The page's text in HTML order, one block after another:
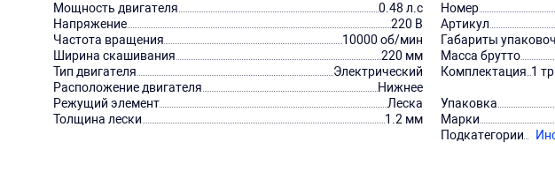
Мощность двигателя
0.48 л.с
Напряжение
220 В
Частота вращения
10000 об/мин
Ширина скашивания
220 мм
Тип двигателя
Электрический
Расположение двигателя
Нижнее
Режущий элемент
Леска
Толщина лески
1.2 мм
Номер
Артикул
Габариты
Масса брутто
Комплектация 1
Упаковка
Марки
Подкатегории